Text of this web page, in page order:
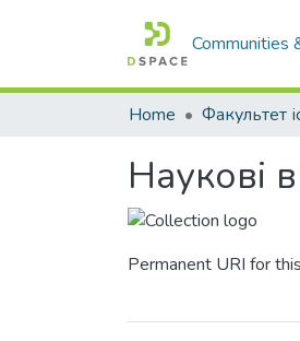
Communities
Home
Наукові
Permanent URI for